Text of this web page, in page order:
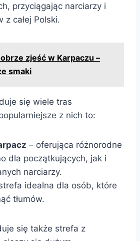
przyciągając narciarzy i
całej Polski.
zjeść w Karpaczu –
smaki
się wiele tras
z nich to:
– oferująca różnorodne
dla początkujących, jak i
narciarzy.
idealna dla osób, które
tłumów.
się także strefa z